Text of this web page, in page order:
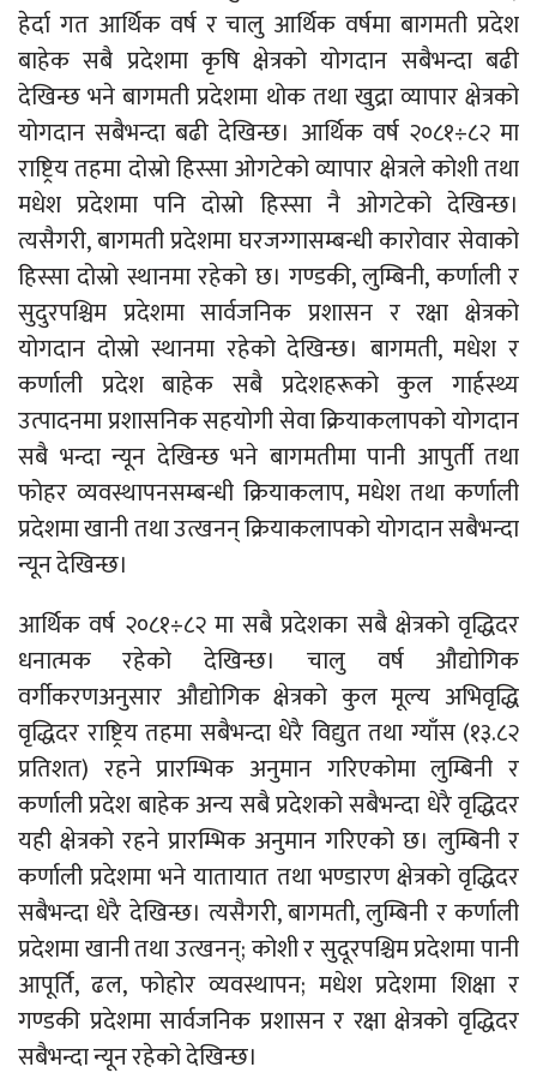
हेर्दा गत आर्थिक वर्ष र चालु आर्थिक वर्षमा बागमती प्रदेश
बाहेक सबै प्रदेशमा कृषि क्षेत्रको योगदान सबैभन्दा बढी
देखिन्छ भने बागमती प्रदेशमा थोक तथा खुद्रा व्यापार क्षेत्रको
योगदान सबैभन्दा बढी देखिन्छ। आर्थिक वर्ष २०८१÷८२ मा
राष्ट्रिय तहमा दोस्रो हिस्सा ओगटेको व्यापार क्षेत्रले कोशी तथा
मधेश प्रदेशमा पनि दोस्रो हिस्सा नै ओगटेको देखिन्छ।
त्यसैगरी, बागमती प्रदेशमा घरजग्गासम्बन्धी कारोवार सेवाको
हिस्सा दोस्रो स्थानमा रहेको छ। गण्डकी, लुम्बिनी, कर्णाली र
सुदुरपश्चिम प्रदेशमा सार्वजनिक प्रशासन र रक्षा क्षेत्रको
योगदान दोस्रो स्थानमा रहेको देखिन्छ। बागमती, मधेश र
कर्णाली प्रदेश बाहेक सबै प्रदेशहरूको कुल गार्हस्थ्य
उत्पादनमा प्रशासनिक सहयोगी सेवा क्रियाकलापको योगदान
सबै भन्दा न्यून देखिन्छ भने बागमतीमा पानी आपुर्ती तथा
फोहर व्यवस्थापनसम्बन्धी क्रियाकलाप, मधेश तथा कर्णाली
प्रदेशमा खानी तथा उत्खनन् क्रियाकलापको योगदान सबैभन्दा
न्यून देखिन्छ।
आर्थिक वर्ष २०८१÷८२ मा सबै प्रदेशका सबै क्षेत्रको वृद्धिदर
धनात्मक रहेको देखिन्छ। चालु वर्ष औद्योगिक
वर्गीकरणअनुसार औद्योगिक क्षेत्रको कुल मूल्य अभिवृद्धि
वृद्धिदर राष्ट्रिय तहमा सबैभन्दा धेरै विद्युत तथा ग्याँस (१३.८२
प्रतिशत) रहने प्रारम्भिक अनुमान गरिएकोमा लुम्बिनी र
कर्णाली प्रदेश बाहेक अन्य सबै प्रदेशको सबैभन्दा धेरै वृद्धिदर
यही क्षेत्रको रहने प्रारम्भिक अनुमान गरिएको छ। लुम्बिनी र
कर्णाली प्रदेशमा भने यातायात तथा भण्डारण क्षेत्रको वृद्धिदर
सबैभन्दा धेरै देखिन्छ। त्यसैगरी, बागमती, लुम्बिनी र कर्णाली
प्रदेशमा खानी तथा उत्खनन्; कोशी र सुदूरपश्चिम प्रदेशमा पानी
आपूर्ति, ढल, फोहोर व्यवस्थापन; मधेश प्रदेशमा शिक्षा र
गण्डकी प्रदेशमा सार्वजनिक प्रशासन र रक्षा क्षेत्रको वृद्धिदर
सबैभन्दा न्यून रहेको देखिन्छ।